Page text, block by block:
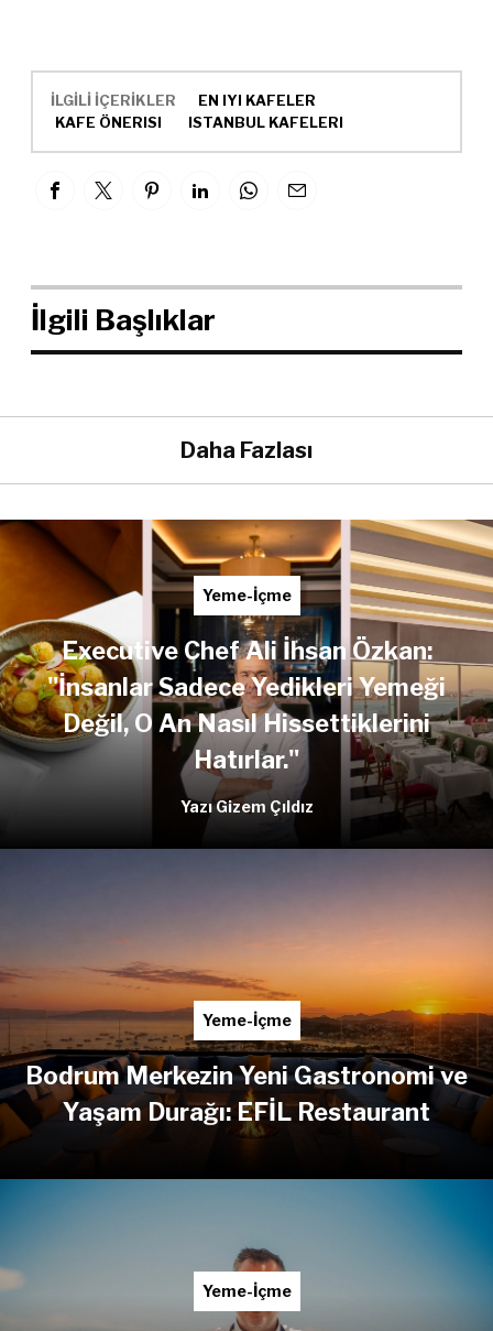
İLGİLİ İÇERİKLER
EN IYI KAFELER
KAFE ÖNERISI
ISTANBUL KAFELERI
İlgili Başlıklar
Daha Fazlası
Yeme-İçme
Executive Chef Ali İhsan Özkan:
"İnsanlar Sadece Yedikleri Yemeği
Değil, O An Nasıl Hissettiklerini
Hatırlar."
Yazı Gizem Çıldız
Yeme-İçme
Bodrum Merkezin Yeni Gastronomi ve
Yaşam Durağı: EFİL Restaurant
Yeme-İçme